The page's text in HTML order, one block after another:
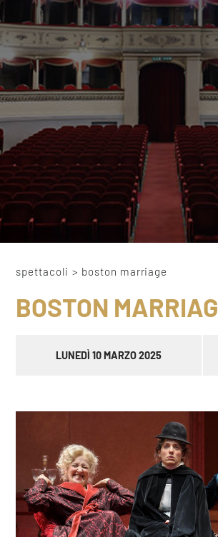
spettacoli > boston marriage
BOSTON
LUNEDÌ 10 MARZO 2025